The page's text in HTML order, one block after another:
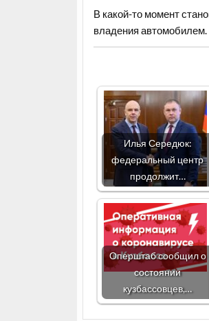
В какой-то момент
владения автомобилем.
Илья Середюк:
федеральный центр
продолжит…
Оперштаб сообщил о
состоянии
кузбассовцев,…